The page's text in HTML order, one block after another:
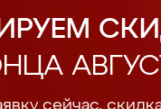
сейчас,